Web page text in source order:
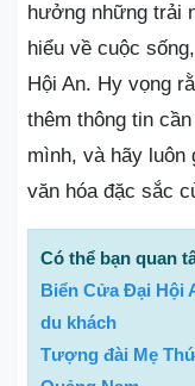
hưởng những trải
hiểu về cuộc
Hội An. Hy vọng
thêm thông tin
mình, và hãy luôn
văn hóa đặc sắc
Có thể bạn quan
Biển Cửa Đại Hội
du khách
Tượng đài Mẹ